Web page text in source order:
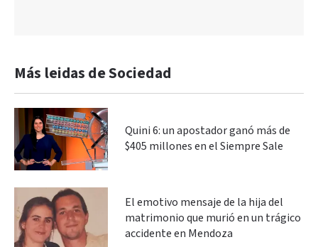
Más leidas de Sociedad
Quini 6: un apostador ganó más de
$405 millones en el Siempre Sale
El emotivo mensaje de la hija del
matrimonio que murió en un trágico
accidente en Mendoza